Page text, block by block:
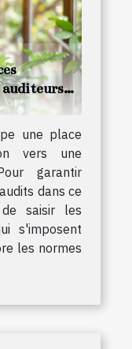
auditeurs
une place
vers une
garantir
dans ce
saisir les
s'imposent
les normes